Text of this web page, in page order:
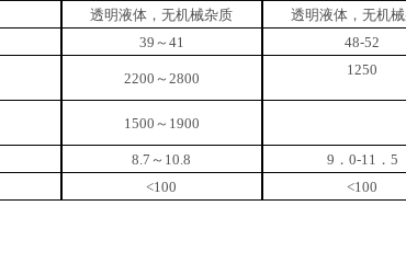
透明液体，无机械杂质
透明液体，无机
39～41 48-52
2200～2800
1250
1500～1900
8.7～10.8
9．0-11．5
<100 <100